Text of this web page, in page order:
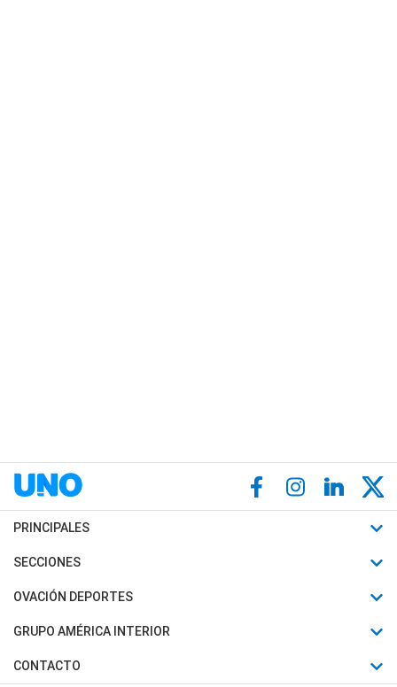
PRINCIPALES
Últimas Noticias
Política
Judiciales
SECCIONES
Horóscopo
Motores
Trucos caseros
OVACIÓN DEPORTES
Fútbol
Mundial
GRUPO AMÉRICA INTERIOR
Canal 7 en Vivo
CONTACTO